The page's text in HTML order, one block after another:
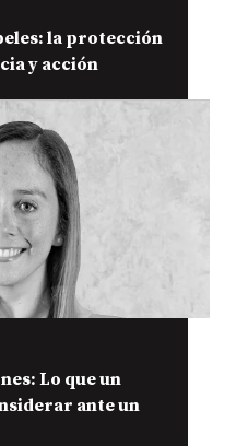
la protección
y acción
Lo que un
ante un